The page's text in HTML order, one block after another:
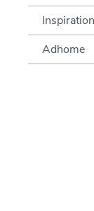
Inspiration
Adhome